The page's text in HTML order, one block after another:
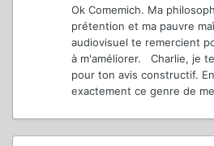
Ok Comemich. Ma
prétention et ma pauvre
audiovisuel te remercient
à m'améliorer. Charlie, je
pour ton avis constructif.
exactement ce genre de